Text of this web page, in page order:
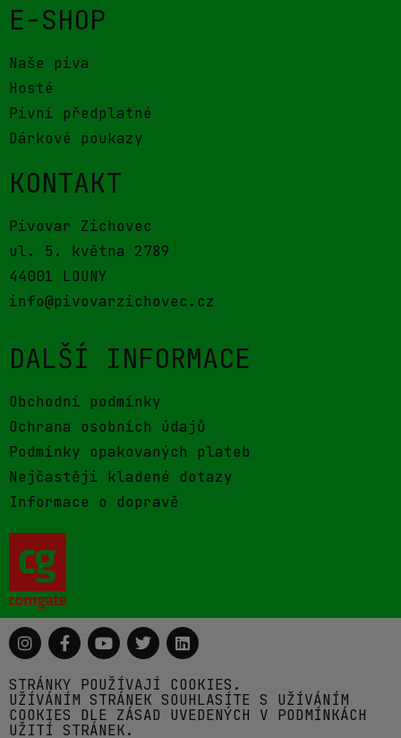
E-SHOP
Naše piva
Hosté
Pivní předplatné
Dárkové poukazy
KONTAKT
Pivovar Zichovec
ul. 5. května 2789
44001 LOUNY
info@pivovarzichovec.cz
DALŠÍ INFORMACE
Obchodní podmínky
Ochrana osobních údajů
Podmínky opakovaných plateb
Nejčastěji kladené dotazy
Informace o dopravě
STRÁNKY POUŽÍVAJÍ COOKIES.
UŽÍVÁNÍM STRÁNEK SOUHLASÍTE S UŽÍVÁNÍM
COOKIES DLE ZÁSAD UVEDENÝCH V PODMÍNKÁCH
UŽITÍ STRÁNEK.